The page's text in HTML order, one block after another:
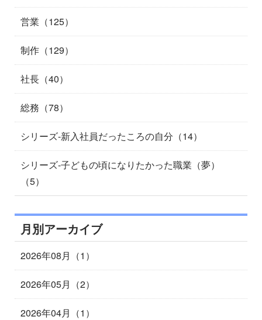
営業（125）
制作（129）
社長（40）
総務（78）
シリーズ-新入社員だったころの自分（14）
シリーズ-子どもの頃になりたかった職業（夢）
（5）
月別アーカイブ
2026年08月（1）
2026年05月（2）
2026年04月（1）